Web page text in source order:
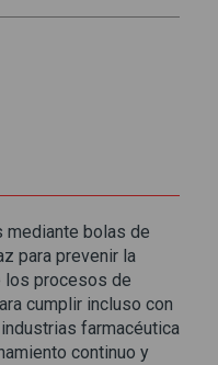
mediante bolas de
para prevenir la
los procesos de
cumplir incluso con
farmacéutica
continuo y